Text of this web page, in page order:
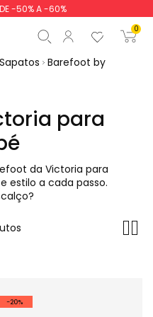
-50% A -60%
0
0,00 €
Sapatos Barefoot by
para
da Victoria para
estilo a cada passo.
-20%